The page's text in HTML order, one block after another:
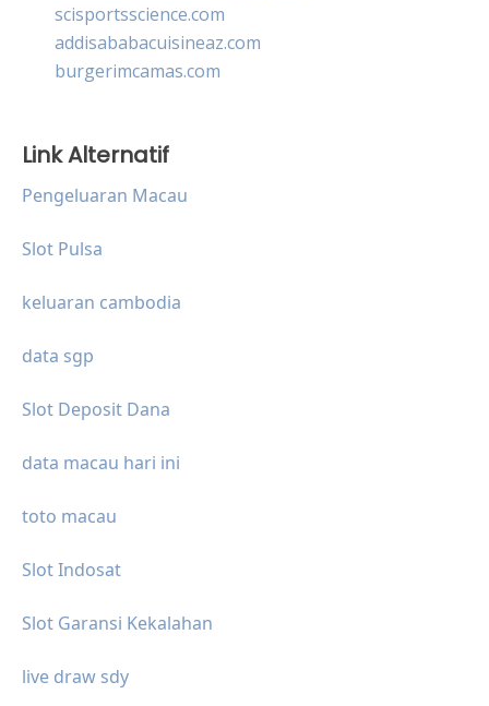
scisportsscience.com
addisababacuisineaz.com
burgerimcamas.com
Link Alternatif
Pengeluaran Macau
Slot Pulsa
keluaran cambodia
data sgp
Slot Deposit Dana
data macau hari ini
toto macau
Slot Indosat
Slot Garansi Kekalahan
live draw sdy